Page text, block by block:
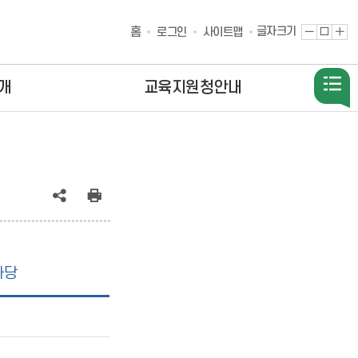
홈 로그인 사이트맵 글자크기
글
축
원
대
로
글
확
대
교육지원청안내
공
태
당